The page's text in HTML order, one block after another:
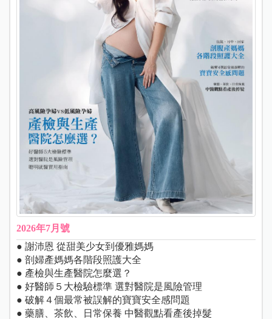
2026年7月號
● 謝沛恩 從甜美少女到優雅媽媽
● 剖婦產媽媽各階段照護大全
● 產檢與生產醫院怎麼選？
● 好醫師５大檢驗標準 選對醫院是風險管理
● 破解４個最常被誤解的寶寶安全感問題
● 藥膳、茶飲、日常保養 中醫觀點看產後掉髮